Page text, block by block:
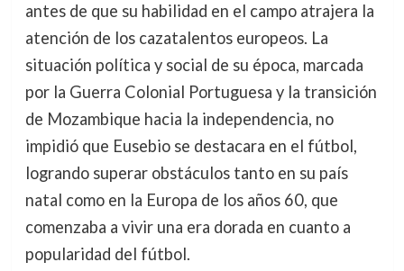
antes de que su habilidad en el campo atrajera la
atención de los cazatalentos europeos. La
situación política y social de su época, marcada
por la Guerra Colonial Portuguesa y la transición
de Mozambique hacia la independencia, no
impidió que Eusebio se destacara en el fútbol,
logrando superar obstáculos tanto en su país
natal como en la Europa de los años 60, que
comenzaba a vivir una era dorada en cuanto a
popularidad del fútbol.